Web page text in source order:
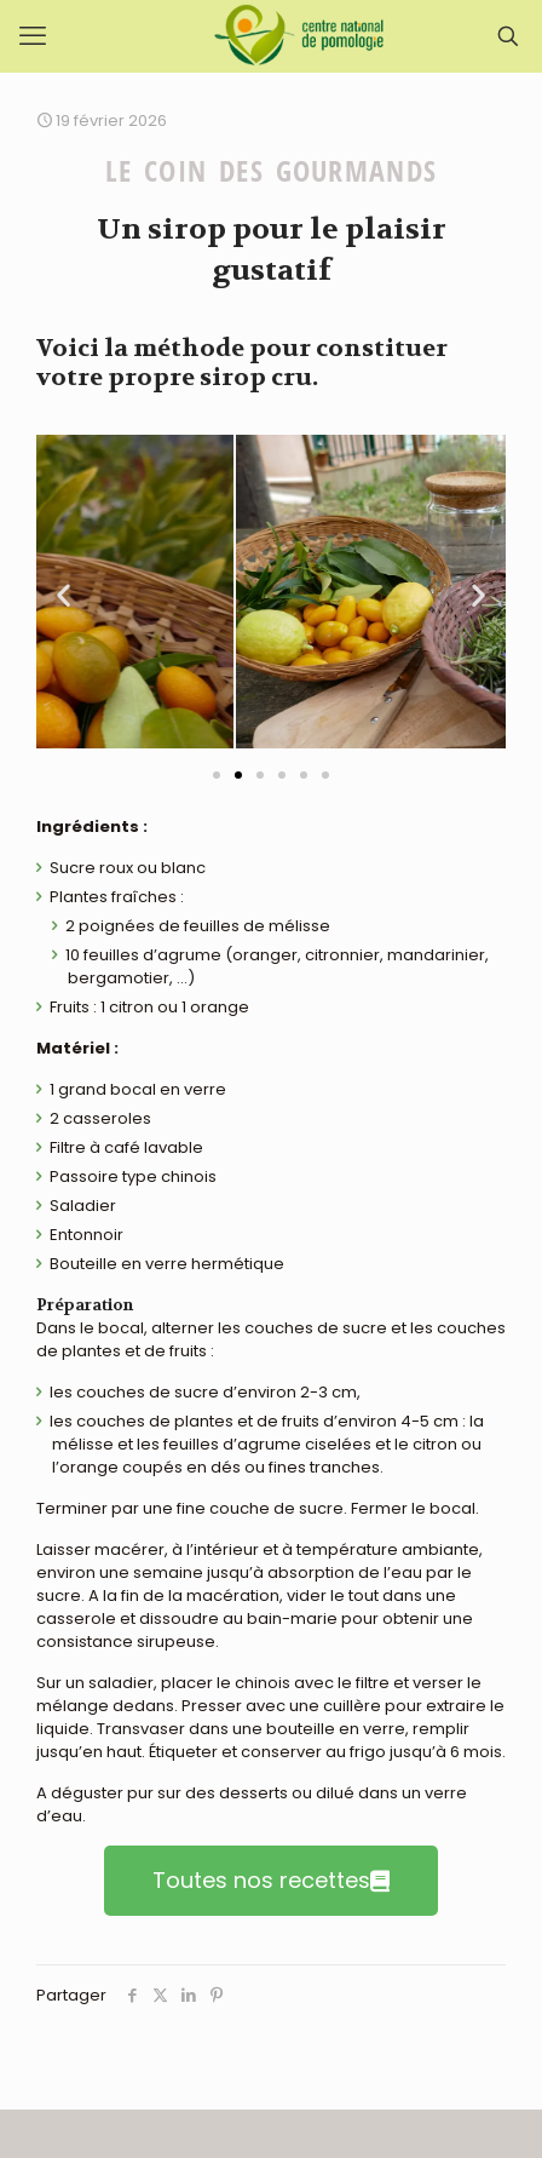
19 février 2026
LE COIN DES GOURMANDS
Un sirop pour le plaisir
gustatif
Voici la méthode pour constituer
votre propre sirop cru.
Ingrédients :
Sucre roux ou blanc
Plantes fraîches :
2 poignées de feuilles de mélisse
10 feuilles d’agrume (oranger, citronnier, mandarinier,
bergamotier, …)
Fruits : 1 citron ou 1 orange
Matériel :
1 grand bocal en verre
2 casseroles
Filtre à café lavable
Passoire type chinois
Saladier
Entonnoir
Bouteille en verre hermétique
Préparation
Dans le bocal, alterner les couches de sucre et les couches
de plantes et de fruits :
les couches de sucre d’environ 2-3 cm,
les couches de plantes et de fruits d’environ 4-5 cm : la
mélisse et les feuilles d’agrume ciselées et le citron ou
l’orange coupés en dés ou fines tranches.
Terminer par une fine couche de sucre. Fermer le bocal.
Laisser macérer, à l’intérieur et à température ambiante,
environ une semaine jusqu’à absorption de l’eau par le
sucre. A la fin de la macération, vider le tout dans une
casserole et dissoudre au bain-marie pour obtenir une
consistance sirupeuse.
Sur un saladier, placer le chinois avec le filtre et verser le
mélange dedans. Presser avec une cuillère pour extraire le
liquide. Transvaser dans une bouteille en verre, remplir
jusqu’en haut. Étiqueter et conserver au frigo jusqu’à 6 mois.
A déguster pur sur des desserts ou dilué dans un verre
d’eau.
Toutes nos recettes
Partager